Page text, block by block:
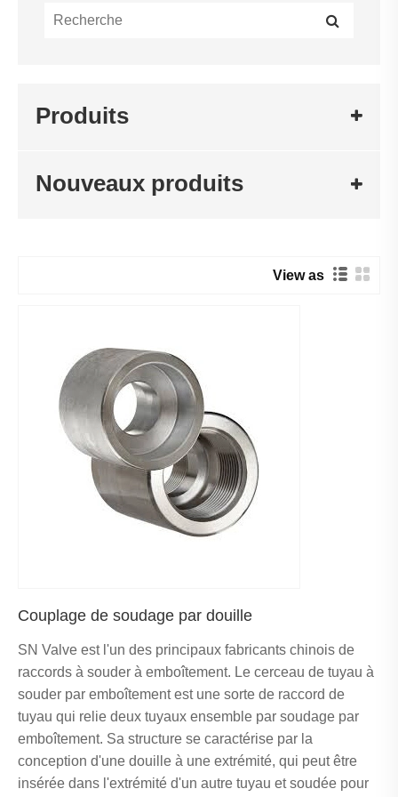
Produits
Nouveaux produits
View as
Couplage de soudage par douille
SN Valve est l'un des principaux fabricants chinois de
raccords à souder à emboîtement. Le cerceau de tuyau à
souder par emboîtement est une sorte de raccord de
tuyau qui relie deux tuyaux ensemble par soudage par
emboîtement. Sa structure se caractérise par la
conception d'une douille à une extrémité, qui peut être
insérée dans l'extrémité d'un autre tuyau et soudée pour